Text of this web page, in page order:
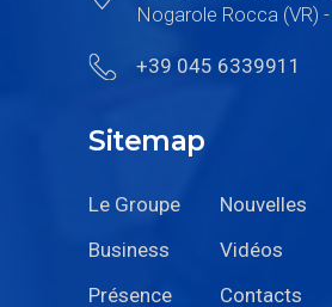
Nogarole Rocca (VR)
+39 045 6339911
Sitemap
Le Groupe
Nouvelles
Business
Vidéos
Présence
Contacts